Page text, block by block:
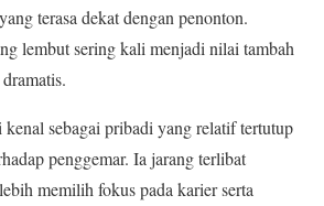
terasa dekat dengan penonton.
lembut sering kali menjadi nilai tambah
sebagai pribadi yang relatif tertutup
penggemar. Ia jarang terlibat
memilih fokus pada karier serta